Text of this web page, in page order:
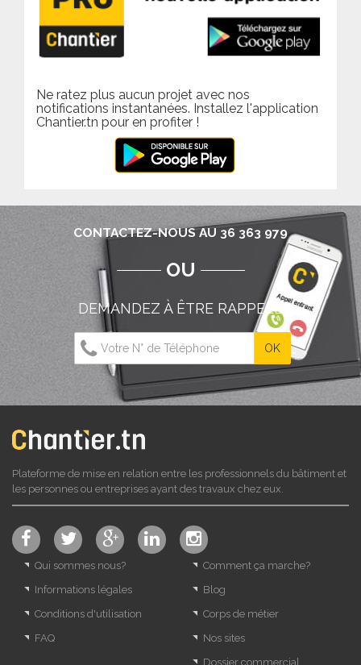
Ne ratez plus aucun projet avec nos
notifications instantanées. Installez l'application
Chantier.tn pour en profiter !
CONTACTEZ-NOUS AU 36 363 979
OU
DEMANDEZ À ÊTRE RAPPELÉ
Plateforme de mise en relation entre les professionnels du bâtiment et
les personnes ou entreprises ayant des travaux chez eux.
Qui sommes nous?
Informations légales
Conditions d'utilisation
FAQ
Comment ça marche?
Blog
Corps de métier
Nos sites
Dossier commercial